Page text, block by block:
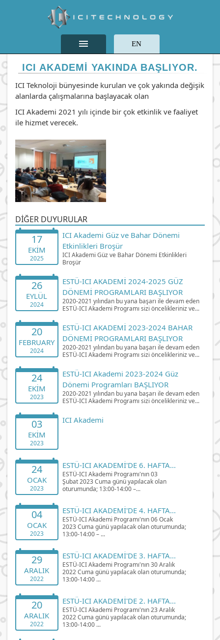
menu EN
ICI AKADEMI YAKINDA BAŞLIYOR.
ICI Teknoloji bünyesinde kurulan ve çok yakında değişik
alanlarda çalışmalarına başlayacak olan
ICI Akademi 2021 yılı içinde bir çok etkinlik ve faaliyet
ile hizmet verecek.
DIĞER DUYURULAR
17
EKIM
2025
ICI Akademi Güz ve Bahar Dönemi
Etkinlikleri Broşür
ICI Akademi Güz ve Bahar Dönemi Etkinlikleri
Broşür
26
EYLÜL
2024
ESTÜ-ICI AKADEMİ 2024-2025 GÜZ
DÖNEMİ PROGRAMLARI BAŞLIYOR
2020-2021 yılından bu yana başarı ile devam eden
ESTÜ-ICI Akademi Programı sizi öncelikleriniz ve...
20
FEBRUARY
2024
ESTÜ-ICI AKADEMİ 2023-2024 BAHAR
DÖNEMİ PROGRAMLARI BAŞLIYOR
2020-2021 yılından bu yana başarı ile devam eden
ESTÜ-ICI Akademi Programı sizi öncelikleriniz ve...
24
EKIM
2023
ESTÜ-ICI Akademi 2023-2024 Güz
Dönemi Programları BAŞLIYOR
2020-2021 yılından bu yana başarı ile devam eden
ESTÜ-ICI Akademi Programı sizi öncelikleriniz ve...
03
EKIM
2023
ICI Akademi
24
OCAK
2023
ESTÜ-ICI AKADEMİ'DE 6. HAFTA...
ESTÜ-ICI Akademi Programı'nın 03
Şubat 2023 Cuma günü yapılacak olan
oturumunda; 13:00-14:00 –...
04
OCAK
2023
ESTÜ-ICI AKADEMİ'DE 4. HAFTA...
ESTÜ-ICI Akademi Programı'nın 06 Ocak
2023 Cuma günü yapılacak olan oturumunda;
13:00-14:00 – ...
29
ARALIK
2022
ESTÜ-ICI AKADEMİ'DE 3. HAFTA...
ESTÜ-ICI Akademi Programı'nın 30 Aralık
2022 Cuma günü yapılacak olan oturumunda;
13:00-14:00 ...
20
ARALIK
2022
ESTÜ-ICI AKADEMİ'DE 2. HAFTA...
ESTÜ-ICI Akademi Programı'nın 23 Aralık
2022 Cuma günü yapılacak olan oturumunda;
13:00-14:00 ...